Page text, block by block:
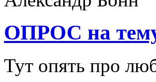
ОПРОС на
Тут опять про